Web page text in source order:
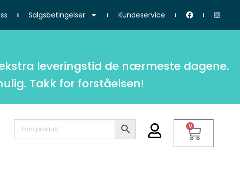
Salgsbetingelser Kundeservice
leveringstid de nærmeste dagene.
Takk for forståelsen!
0